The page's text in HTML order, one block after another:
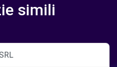
simili